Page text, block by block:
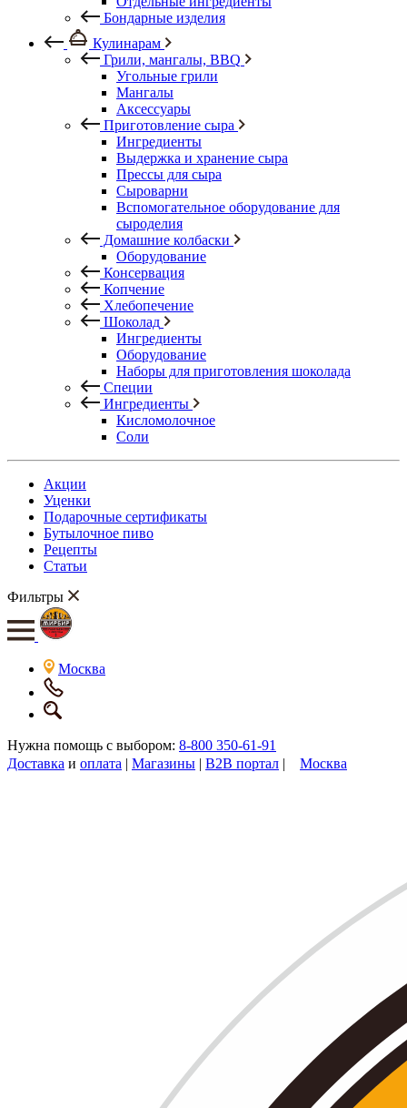
Бондарные изделия
Кулинарам
Грили, мангалы, BBQ
Угольные грили
Мангалы
Аксессуары
Приготовление сыра
Ингредиенты
Выдержка и хранение сыра
Прессы для сыра
Сыроварни
Вспомогательное оборудование для
сыроделия
Домашние колбаски
Оборудование
Консервация
Копчение
Хлебопечение
Шоколад
Ингредиенты
Оборудование
Наборы для приготовления шоколада
Специи
Ингредиенты
Кисломолочное
Соли
Акции
Уценки
Подарочные сертификаты
Бутылочное пиво
Рецепты
Статьи
Фильтры
Москва
Нужна помощь с выбором: 8-800 350-61-91
Доставка и оплата | Магазины | B2B портал | Москва